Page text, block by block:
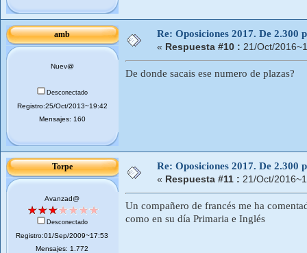
amb
Nuev@
Desconectado
Registro:25/Oct/2013~19:42
Mensajes: 160
Re: Oposiciones 2017. De 2.300
« Respuesta #10 : 21/Oct/
De donde sacais ese numero de plazas?
Torpe
Avanzad@
Desconectado
Registro:01/Sep/2009~17:53
Mensajes: 1.772
Re: Oposiciones 2017. De 2.300
« Respuesta #11 : 21/Oct/
Un compañero de francés me ha
como en su día Primaria e Inglés